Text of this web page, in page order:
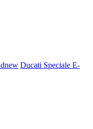
new Ducati Speciale E-